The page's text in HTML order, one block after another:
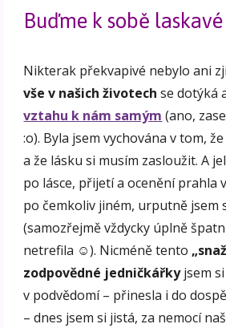
Buďme k sobě laskavé
Nikterak překvapivé nebylo ani
vše v našich životech se dotýká
vztahu k nám samým (ano,
:o). Byla jsem vychována v tom,
a že lásku si musím zasloužit. A
po lásce, přijetí a ocenění prahla
po čemkoliv jiném, urputně jsem
(samozřejmě vždycky úplně
netrefila ☺). Nicméně tento
zodpovědné jedničkářkyjsem
v podvědomí – přinesla i do
– dnes jsem si jistá, za nemocí